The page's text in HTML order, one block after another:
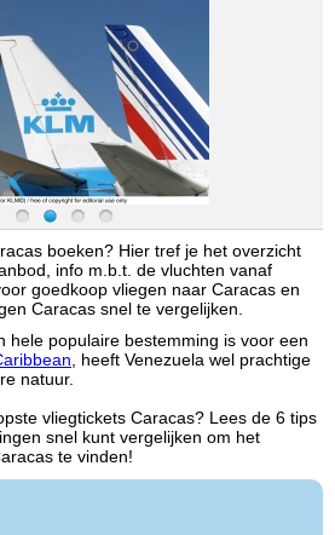
boeken? Hier tref je het overzicht
info m.b.t. de vluchten vanaf
goedkoop vliegen naar Caracas en
Caracas snel te vergelijken.
hele populaire bestemming is voor een
, heeft Venezuela wel prachtige
natuur.
vliegtickets Caracas? Lees de 6 tips
snel kunt vergelijken om het
te vinden!